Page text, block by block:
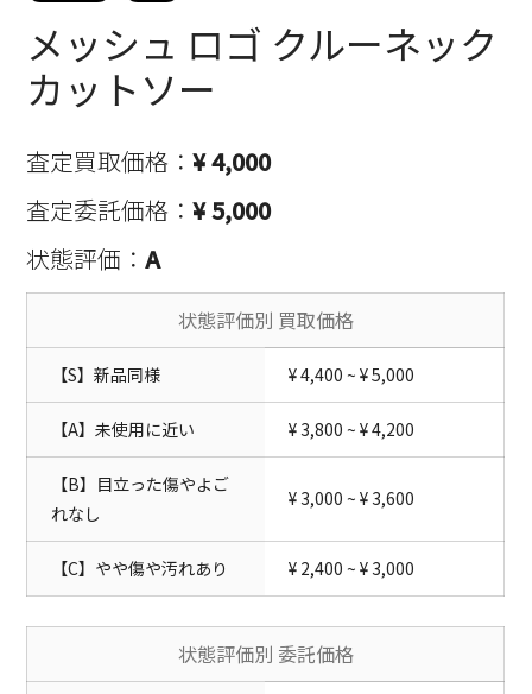
メッシュ ロゴ クルーネック
カットソー
査定買取価格：¥ 4,000
査定委託価格：¥ 5,000
状態評価：A
状態評価別 買取価格
【S】新品同様 ¥ 4,400 ~ ¥ 5,000
【A】未使用に近い ¥ 3,800 ~ ¥ 4,200
【B】目立った傷やよご
れなし
¥ 3,000 ~ ¥ 3,600
【C】やや傷や汚れあり ¥ 2,400 ~ ¥ 3,000
状態評価別 委託価格